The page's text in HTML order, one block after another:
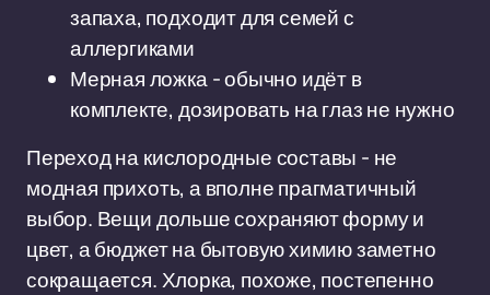
запаха, подходит для семей с
аллергиками
Мерная ложка - обычно идёт в
комплекте, дозировать на глаз не нужно
Переход на кислородные составы - не
модная прихоть, а вполне прагматичный
выбор. Вещи дольше сохраняют форму и
цвет, а бюджет на бытовую химию заметно
сокращается. Хлорка, похоже, постепенно